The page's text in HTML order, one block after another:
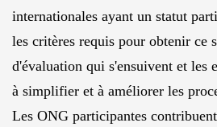
internationales ayant un statut
les critères requis pour obtenir ce
d'évaluation qui s'ensuivent et les
à simplifier et à améliorer les
Les ONG participantes